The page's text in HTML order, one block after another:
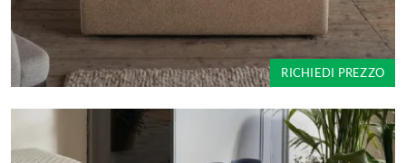
RICHIEDI PREZZO